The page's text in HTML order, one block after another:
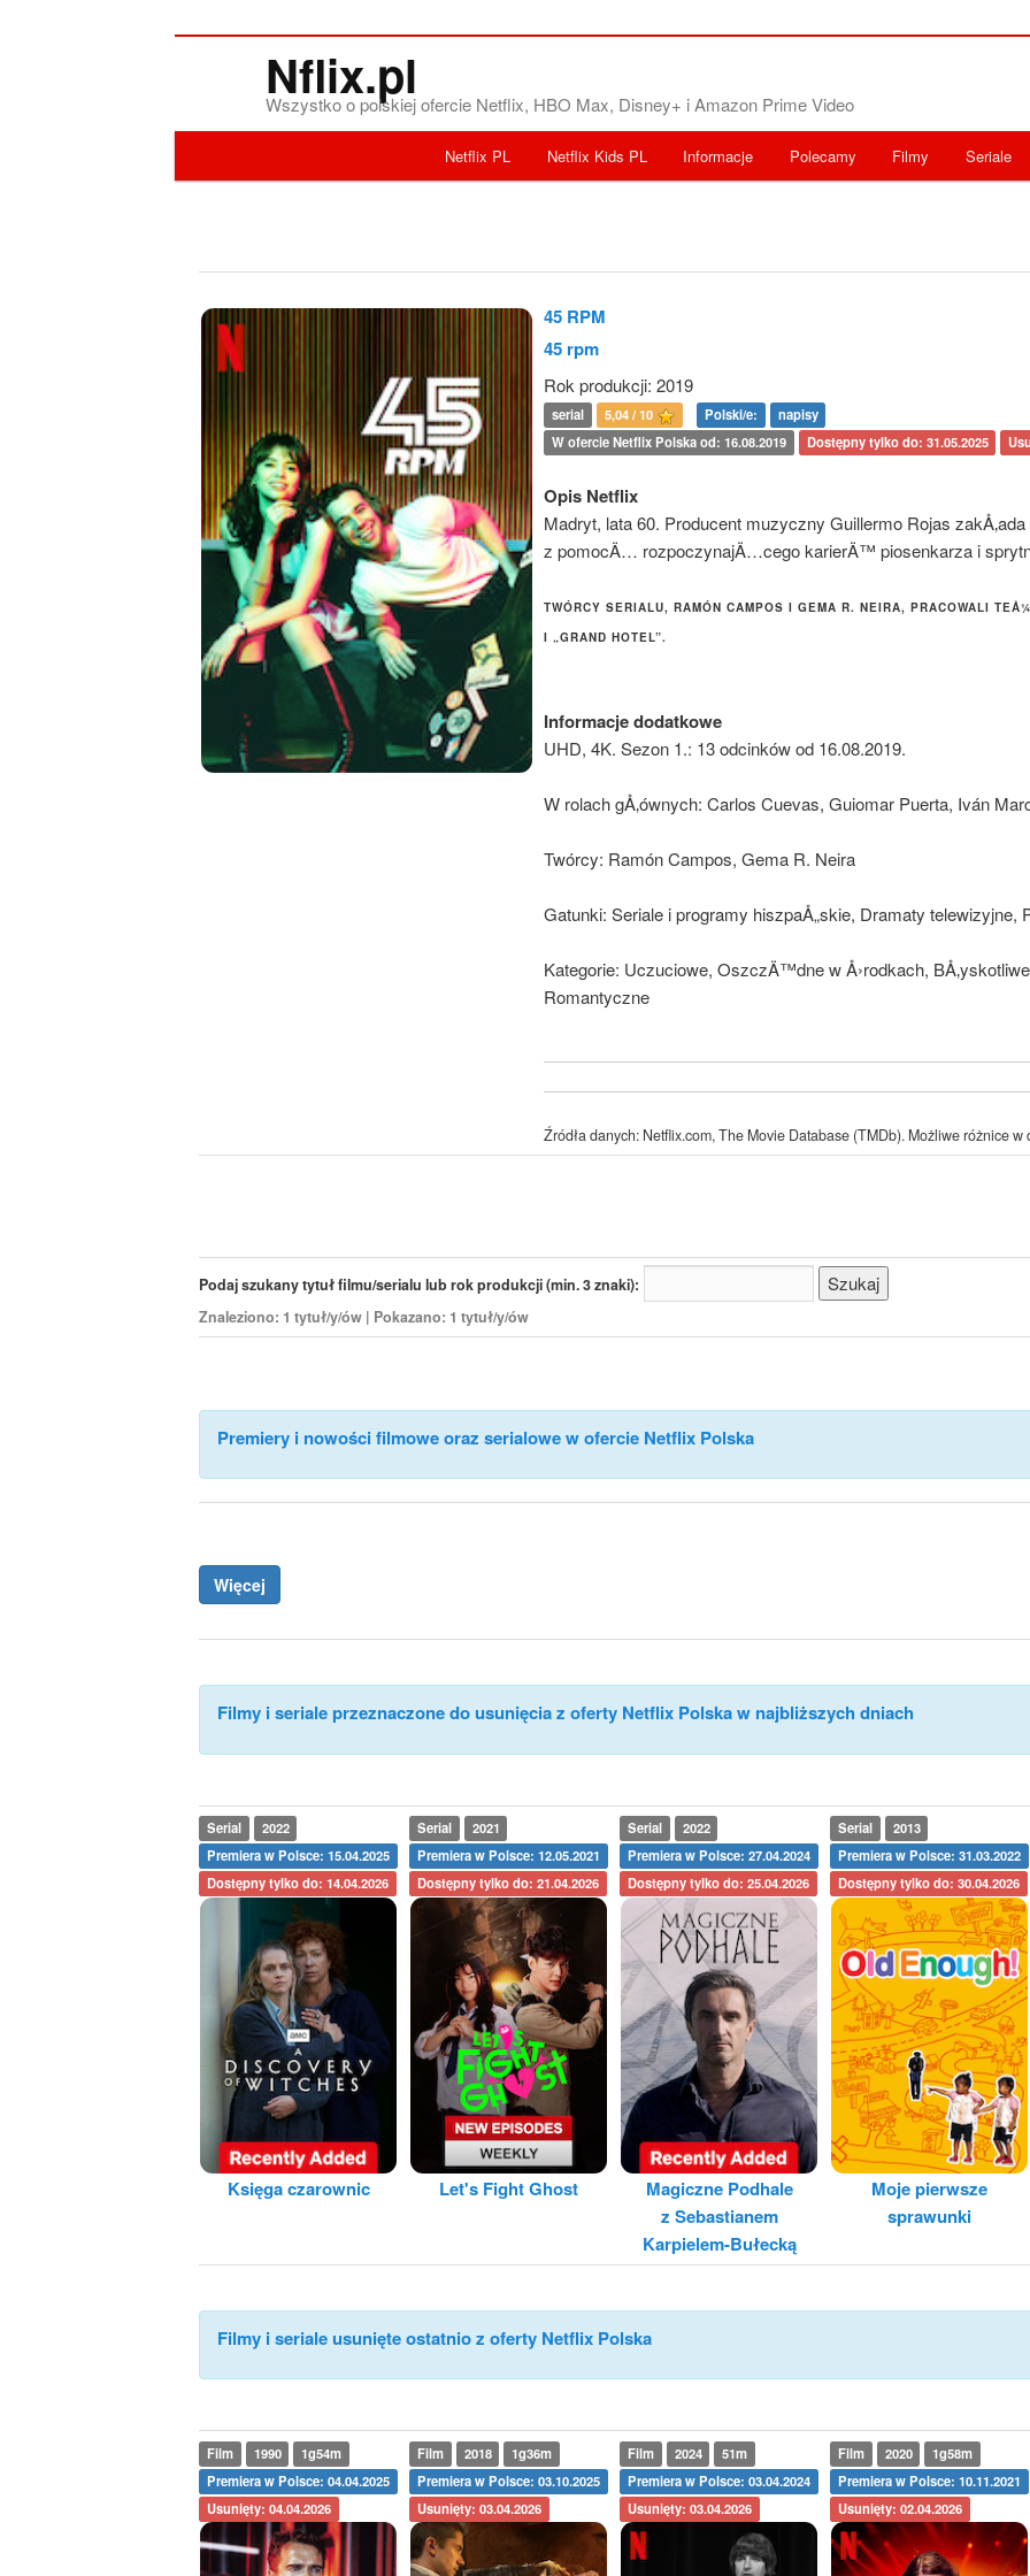
Nflix.pl
Wszystko o polskiej ofercie Netflix, HBO Max, Disney+ i Amazon Prime Video
Seriale
Filmy
Polecamy
Informacje
Netflix Kids PL
Netflix PL
45 RPM
45 rpm
Rok produkcji: 2019
serial 5,04 / 10 Polski/e:
napisy
W ofercie Netflix Polska od: 16.08.2019
Dostępny tylko do: 31.05.2025
Opis Netflix
Madryt, lata 60. Producent muzyczny Guillermo Rojas
z pomocÄ… rozpoczynajÄ…cego karierÄ™ piosenkarza i
TWÓRCY SERIALU, RAMÓN CAMPOS I GEMA R. NEIRA, PRACOWALI
I „GRAND HOTEL”.
Informacje dodatkowe
UHD, 4K. Sezon 1.: 13 odcinków od 16.08.2019.
W rolach gÅ‚ównych: Carlos Cuevas, Guiomar Puerta, Iván
Twórcy: Ramón Campos, Gema R. Neira
Gatunki: Seriale i programy hiszpaÅ„skie, Dramaty telewizyjne,
Kategorie: Uczuciowe, OszczÄ™dne w Å›rodkach,
Romantyczne
Źródła danych: Netflix.com, The Movie Database (TMDb). Możliwe różnice w
Podaj szukany tytuł filmu/serialu lub rok produkcji (min. 3 znaki):
Znaleziono: 1 tytuł/y/ów | Pokazano: 1 tytuł/y/ów
Premiery i nowości filmowe oraz serialowe w ofercie Netflix Polska
Więcej
Filmy i seriale przeznaczone do usunięcia z oferty Netflix Polska w najbliższych dniach
Serial
2022
Premiera w Polsce: 15.04.2025
Dostępny tylko do: 14.04.2026
Księga czarownic
Serial
2021
Premiera w Polsce: 12.05.2021
Dostępny tylko do: 21.04.2026
Let's Fight Ghost
Serial
2022
Premiera w Polsce: 27.04.2024
Dostępny tylko do: 25.04.2026
Magiczne Podhale
z Sebastianem
Karpielem-Bułecką
Serial
2013
Premiera w Polsce: 31.03.2022
Dostępny tylko do: 30.04.2026
Moje pierwsze
sprawunki
Filmy i seriale usunięte ostatnio z oferty Netflix Polska
Film 1990
1g54m
Premiera w Polsce: 04.04.2025
Usunięty: 04.04.2026
Film 2018
1g36m
Premiera w Polsce: 03.10.2025
Usunięty: 03.04.2026
Film 2024
51m
Premiera w Polsce: 03.04.2024
Usunięty: 03.04.2026
Film 2020
1g58m
Premiera w Polsce: 10.11.2021
Usunięty: 02.04.2026